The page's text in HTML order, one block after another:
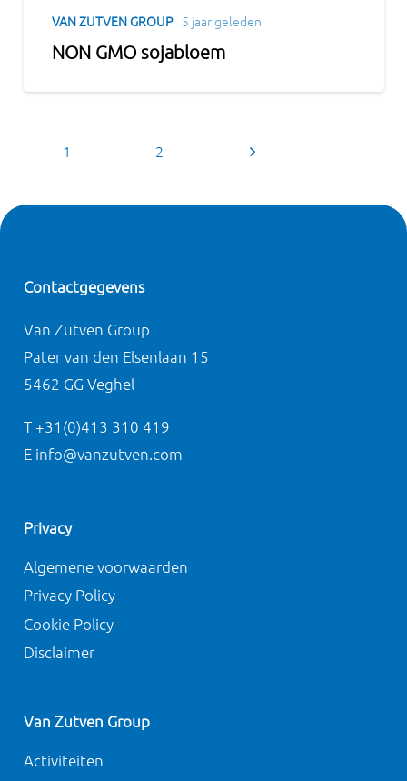
VAN ZUTVEN GROUP 5 jaar geleden
NON GMO sojabloem
1 2
Contactgegevens
Van Zutven Group
Pater van den Elsenlaan 15
5462 GG Veghel
T +31(0)413 310 419
E info@vanzutven.com
Privacy
Algemene voorwaarden
Privacy Policy
Cookie Policy
Disclaimer
Van Zutven Group
Activiteiten